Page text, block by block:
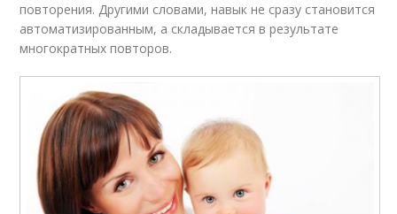
повторения. Другими словами, навык не сразу становится
автоматизированным, а складывается в результате
многократных повторов.